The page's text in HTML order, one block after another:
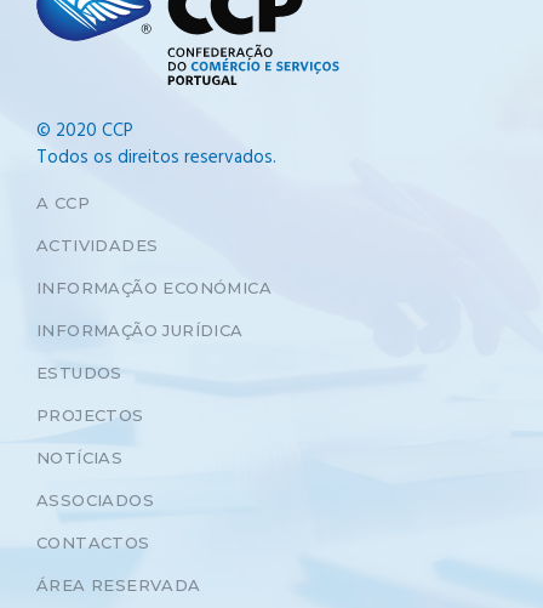
© 2020 CCP
Todos os direitos reservados.
A CCP
ACTIVIDADES
INFORMAÇÃO ECONÓMICA
INFORMAÇÃO JURÍDICA
ESTUDOS
PROJECTOS
NOTÍCIAS
ASSOCIADOS
CONTACTOS
ÁREA RESERVADA